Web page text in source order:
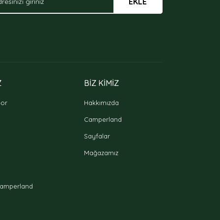
BİZ KİMİZ
Hakkımızda
Camperland
Sayfalar
Mağazamız